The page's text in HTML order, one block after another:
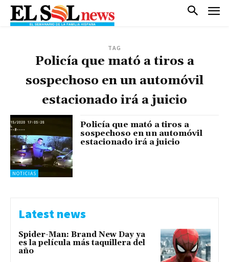
TAG
Policía que mató a tiros a
sospechoso en un automóvil
estacionado irá a juicio
NOTICIAS
Policía que mató a tiros a
sospechoso en un automóvil
estacionado irá a juicio
Latest news
Spider-Man: Brand New Day ya
es la película más taquillera del
año